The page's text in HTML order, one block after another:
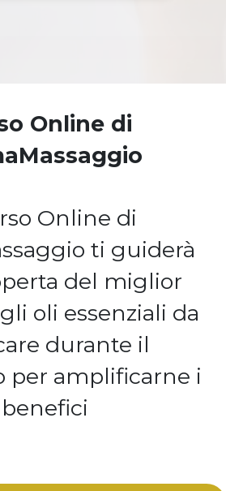
Online di
Online di
ti guiderà
del miglior
oli essenziali da
durante il
per amplificarne i
benefici